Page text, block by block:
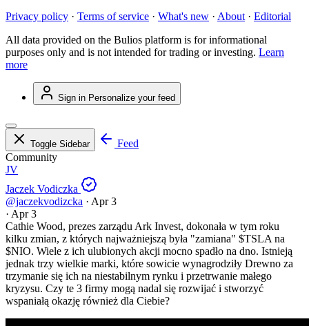
Privacy policy · Terms of service · What's new · About · Editorial
All data provided on the Bulios platform is for informational
purposes only and is not intended for trading or investing. Learn
more
Sign in Personalize your feed
Toggle Sidebar
Feed
Community
JV
Jaczek Vodiczka
@jaczekvodizcka · Apr 3
· Apr 3
Cathie Wood, prezes zarządu Ark Invest, dokonała w tym roku
kilku zmian, z których najważniejszą była "zamiana" $TSLA na
$NIO. Wiele z ich ulubionych akcji mocno spadło na dno. Istnieją
jednak trzy wielkie marki, które sowicie wynagrodziły Drewno za
trzymanie się ich na niestabilnym rynku i przetrwanie małego
kryzysu. Czy te 3 firmy mogą nadal się rozwijać i stworzyć
wspaniałą okazję również dla Ciebie?